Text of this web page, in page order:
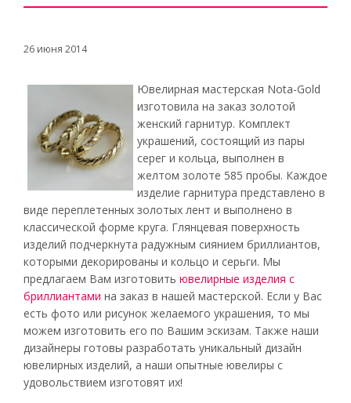
26 июня 2014
Ювелирная мастерская Nota-Gold
изготовила на заказ золотой
женский гарнитур. Комплект
украшений, состоящий из пары
серег и кольца, выполнен в
желтом золоте 585 пробы. Каждое
изделие гарнитура представлено в
виде переплетенных золотых лент и выполнено в
классической форме круга. Глянцевая поверхность
изделий подчеркнута радужным сиянием бриллиантов,
которыми декорированы и кольцо и серьги. Мы
предлагаем Вам изготовить ювелирные изделия с
бриллиантами на заказ в нашей мастерской. Если у Вас
есть фото или рисунок желаемого украшения, то мы
можем изготовить его по Вашим эскизам. Также наши
дизайнеры готовы разработать уникальный дизайн
ювелирных изделий, а наши опытные ювелиры с
удовольствием изготовят их!